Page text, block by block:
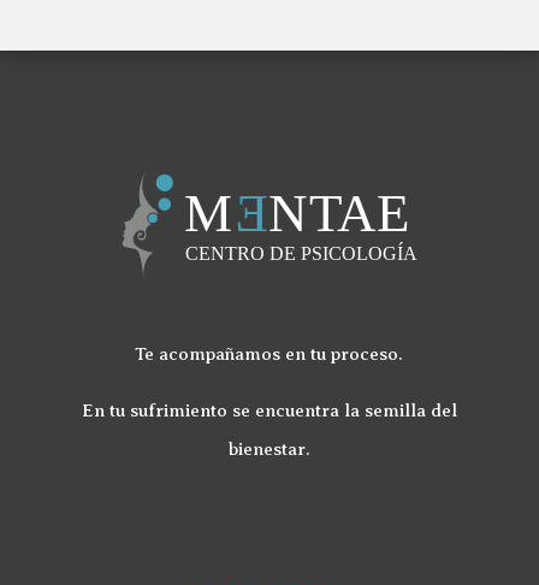
Te acompañamos en tu proceso.
En tu sufrimiento se encuentra la semilla del
bienestar.